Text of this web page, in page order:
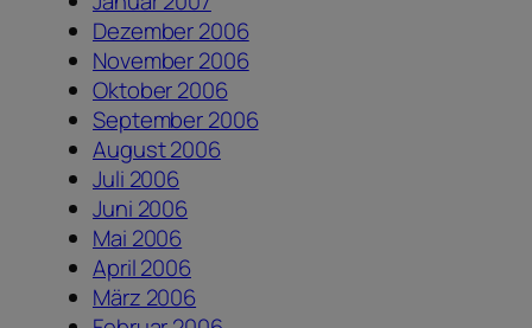
Dezember 2006
November 2006
Oktober 2006
September 2006
August 2006
Juli 2006
Juni 2006
Mai 2006
April 2006
März 2006